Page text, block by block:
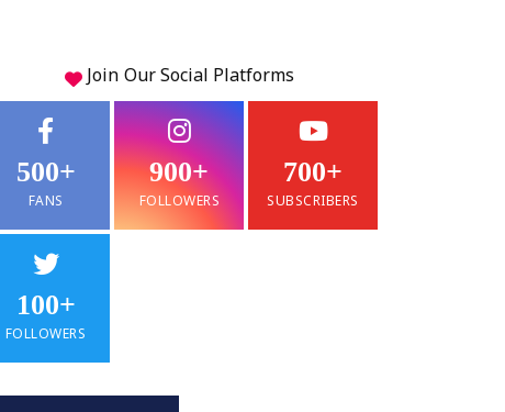
Join OurSocial Platforms
500+
FANS
900+
FOLLOWERS
700+
SUBSCRIBERS
100+
FOLLOWERS